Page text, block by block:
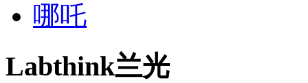
哪吒
Labthink兰光